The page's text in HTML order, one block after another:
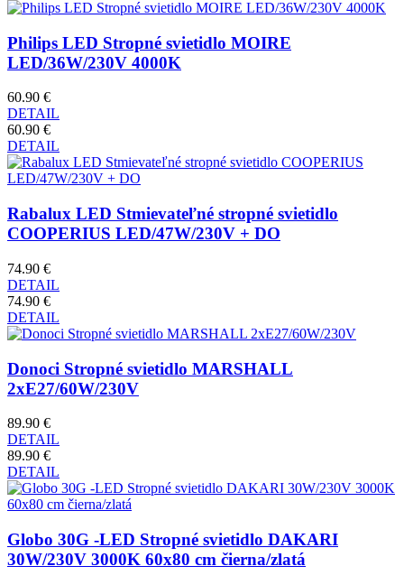
Philips LED Stropné svietidlo MOIRE
LED/36W/230V 4000K
60.90 €
DETAIL
60.90 €
DETAIL
Rabalux LED Stmievateľné stropné svietidlo
COOPERIUS LED/47W/230V + DO
74.90 €
DETAIL
74.90 €
DETAIL
Donoci Stropné svietidlo MARSHALL
2xE27/60W/230V
89.90 €
DETAIL
89.90 €
DETAIL
Globo 30G -LED Stropné svietidlo DAKARI
30W/230V 3000K 60x80 cm čierna/zlatá